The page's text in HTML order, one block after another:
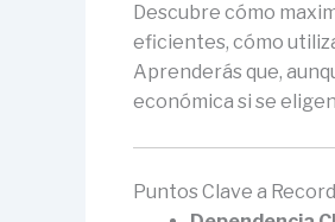
Descubre cómo
eficientes, cómo
Aprenderás que,
económica si se
Puntos Clave a